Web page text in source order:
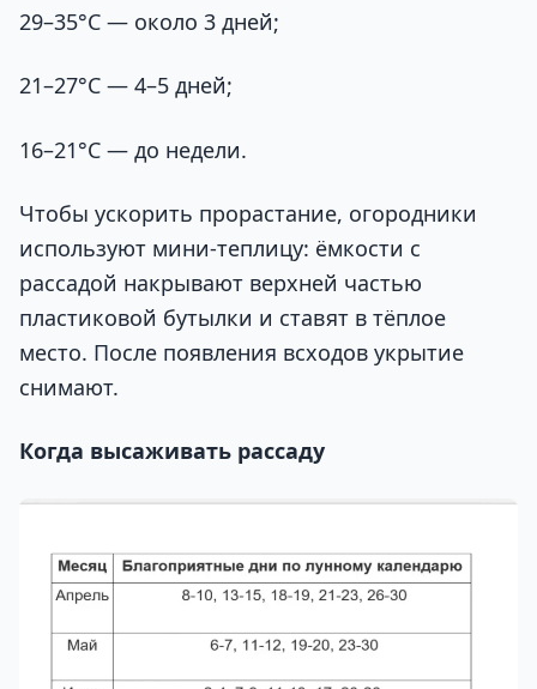
29–35°C — около 3 дней;
21–27°C — 4–5 дней;
16–21°C — до недели.
Чтобы ускорить прорастание, огородники
используют мини-теплицу: ёмкости с
рассадой накрывают верхней частью
пластиковой бутылки и ставят в тёплое
место. После появления всходов укрытие
снимают.
Когда высаживать рассаду